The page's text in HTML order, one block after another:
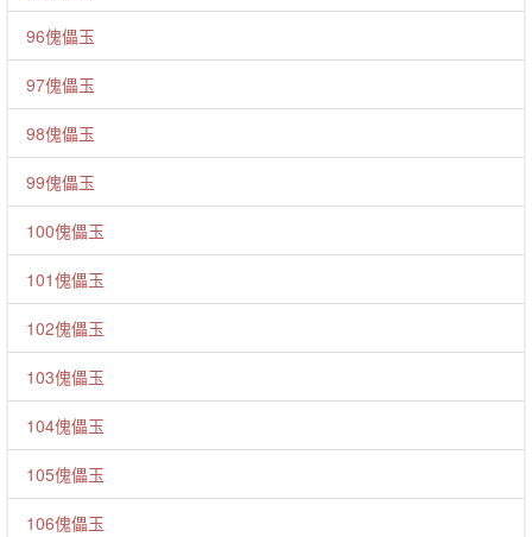
96傀儡玉
97傀儡玉
98傀儡玉
99傀儡玉
100傀儡玉
101傀儡玉
102傀儡玉
103傀儡玉
104傀儡玉
105傀儡玉
106傀儡玉